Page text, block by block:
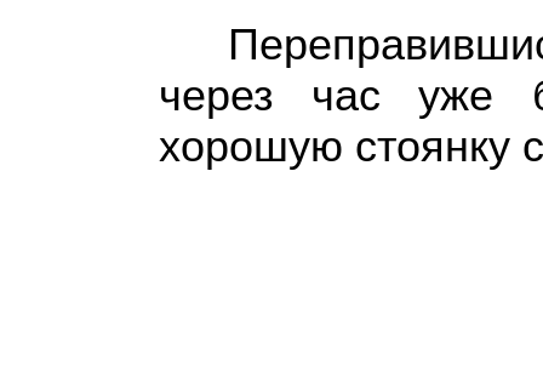
через час уже
хорошую стоянку